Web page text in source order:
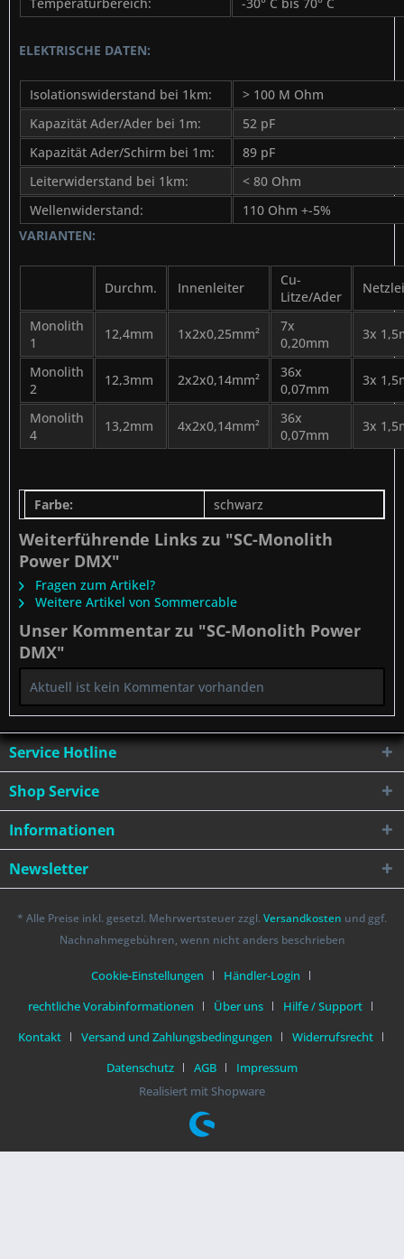
ELEKTRISCHE DATEN:
Isolationswiderstand bei 1km:
> 100 M Ohm
Kapazität Ader/Ader bei 1m:
52 pF
Kapazität Ader/Schirm bei 1m:
89 pF
Leiterwiderstand bei 1km:
< 80 Ohm
Wellenwiderstand:
110 Ohm +-5%
VARIANTEN:
Durchm. Innenleiter
Cu-
Litze/Ader
Monolith
1
12,4mm 1x2x0,25mm²
7x
0,20mm
3x
Monolith
2
12,3mm 2x2x0,14mm²
36x
0,07mm
3x
Monolith
4
13,2mm 4x2x0,14mm²
36x
0,07mm
3x
Farbe: schwarz
Weiterführende Links zu "SC-Monolith
Power DMX"
Fragen zum Artikel?
Weitere Artikel von Sommercable
Unser Kommentar zu "SC-Monolith Power
DMX"
Aktuell ist kein Kommentar vorhanden
Service Hotline
Shop Service
Informationen
Newsletter
* Alle Preise inkl. gesetzl. Mehrwertsteuer zzgl. Versandkosten und ggf.
Nachnahmegebühren, wenn nicht anders beschrieben
Cookie-Einstellungen
Händler-Login
rechtliche Vorabinformationen
Über uns
Hilfe / Support
Kontakt
Versand und Zahlungsbedingungen
Widerrufsrecht
Datenschutz
AGB
Impressum
Realisiert mit Shopware